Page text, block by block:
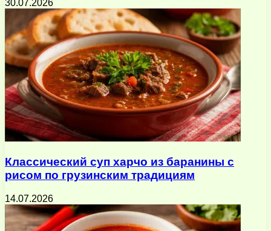
30.07.2026
Классический суп харчо из баранины с
рисом по грузинским традициям
14.07.2026